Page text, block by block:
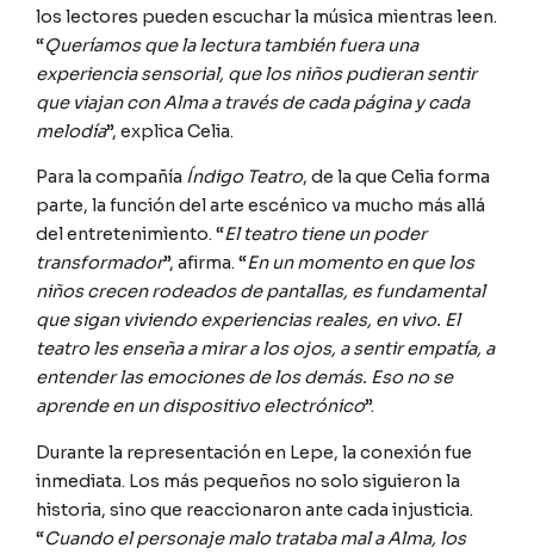
los lectores pueden escuchar la música mientras leen.
“Queríamos que la lectura también fuera una
experiencia sensorial, que los niños pudieran sentir
que viajan con Alma a través de cada página y cada
melodía”, explica Celia.
Para la compañía Índigo Teatro, de la que Celia forma
parte, la función del arte escénico va mucho más allá
del entretenimiento. “El teatro tiene un poder
transformador”, afirma. “En un momento en que los
niños crecen rodeados de pantallas, es fundamental
que sigan viviendo experiencias reales, en vivo. El
teatro les enseña a mirar a los ojos, a sentir empatía, a
entender las emociones de los demás. Eso no se
aprende en un dispositivo electrónico”.
Durante la representación en Lepe, la conexión fue
inmediata. Los más pequeños no solo siguieron la
historia, sino que reaccionaron ante cada injusticia.
“Cuando el personaje malo trataba mal a Alma, los